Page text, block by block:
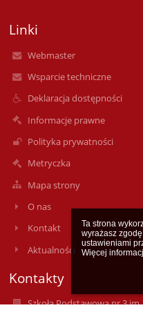
Ta strona
wyrażasz
ustawieniami
Więcej
Linki
Webmaster
Wsparcie techniczne
Deklaracja dostępności
Informacje prawne
Polityka prywatności
Metryczka
Mapa strony
O nas
Kontakt
Aktualności
Kontakty
Szkoła Podstawowa nr 3